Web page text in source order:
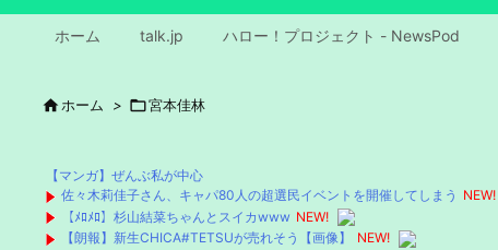
ホーム talk.jp ハロー！プロジェクト - NewsPod
 ホーム > 宮本佳林
【マンガ】ぜんぶ私が中心
佐々木莉佳子さん、キャパ80人の超選民イベントを開催してしまう NEW!
【ﾒﾛﾒﾛ】杉山結菜ちゃんとスイカwww NEW!
【朗報】新生CHICA#TETSUが売れそう【画像】
NEW!